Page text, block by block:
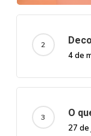
4 de
O
27 de